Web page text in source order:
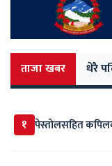
ताजा खबर धेरै
१ पेस्तोलसहित